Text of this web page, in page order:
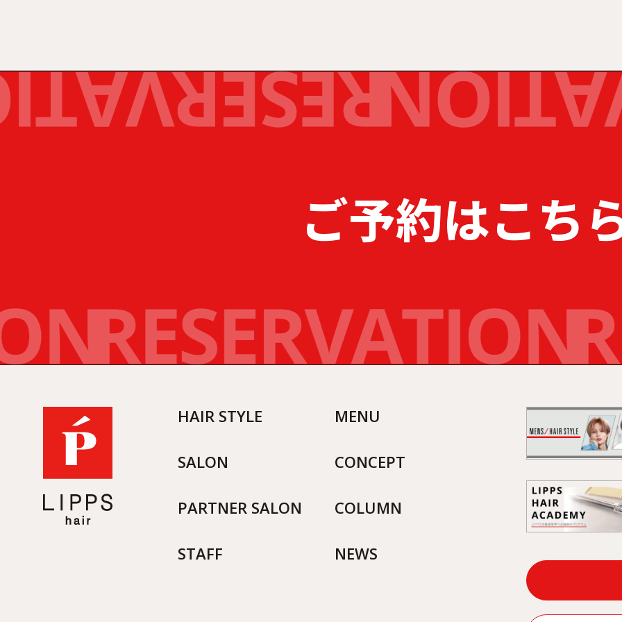
ご予約はこち
HAIR STYLE
SALON
PARTNER SALON
STAFF
MENU
CONCEPT
COLUMN
NEWS